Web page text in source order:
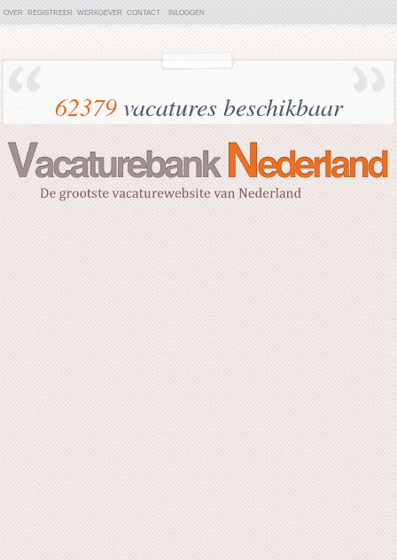
OVER REGISTREER WERKGEVER CONTACT INLOGGEN
62379vacatures beschikbaar